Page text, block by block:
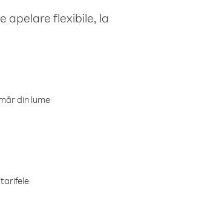
apelare flexibile, la
din lume